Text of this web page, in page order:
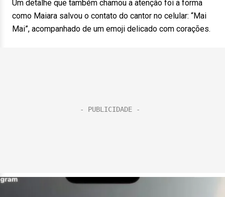
Um detalhe que também chamou a atenção foi a forma
como Maiara salvou o contato do cantor no celular: “Mai
Mai”, acompanhado de um emoji delicado com corações.